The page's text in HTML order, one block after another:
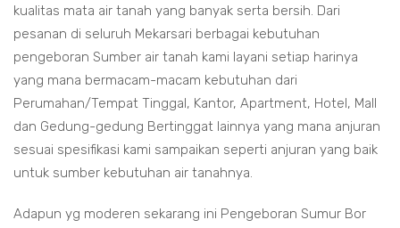
kualitas mata air tanah yang banyak serta bersih. Dari
pesanan di seluruh Mekarsari berbagai kebutuhan
pengeboran Sumber air tanah kami layani setiap harinya
yang mana bermacam-macam kebutuhan dari
Perumahan/Tempat Tinggal, Kantor, Apartment, Hotel, Mall
dan Gedung-gedung Bertinggat lainnya yang mana anjuran
sesuai spesifikasi kami sampaikan seperti anjuran yang baik
untuk sumber kebutuhan air tanahnya.
Adapun yg moderen sekarang ini Pengeboran Sumur Bor